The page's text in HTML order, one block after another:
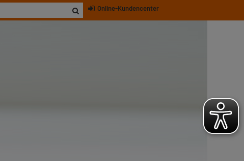
Online-Kundencenter